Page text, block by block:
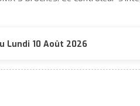
Lundi 10 Août 2026